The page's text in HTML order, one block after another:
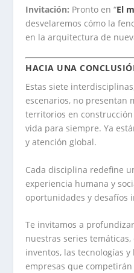
Invitación: Pronto en “El
desvelaremos cómo la
en la arquitectura de
HACIA UNA
Estas siete
escenarios, no presentan
territorios en
vida para siempre. Ya
y atención global.
Cada disciplina redefine
experiencia humana y
oportunidades y desafíos
Te invitamos a
nuestras series
inventos, las tecnologías
empresas que